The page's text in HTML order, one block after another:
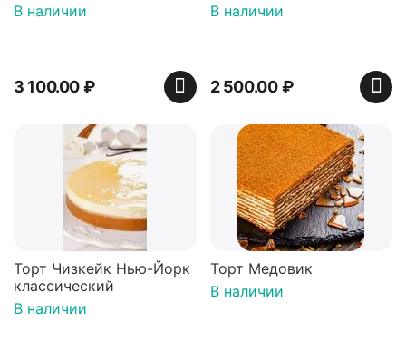
В наличии
3 100.00₽
В наличии
2 500.00 ₽
Торт Чизкейк Нью-Йорк
классический
В наличии
Торт Медовик
В наличии